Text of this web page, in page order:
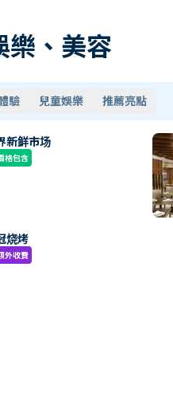
樂、美容
驗 兒童娛樂 推薦亮點
新鲜市场
格包含
烧烤
外收費